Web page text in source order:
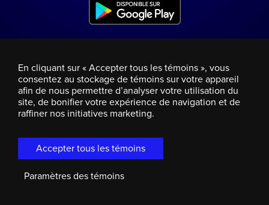
En cliquant sur « Accepter tous les témoins », vous
consentez au stockage de témoins sur votre appareil
afin de nous permettre d’analyser votre utilisation du
site, de bonifier votre expérience de navigation et de
raffiner nos initiatives marketing.
Accepter tous les témoins
Paramètres des témoins